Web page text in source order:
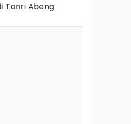
Tanri Abeng